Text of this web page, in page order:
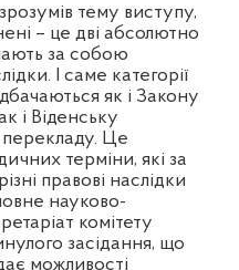
тему виступу,
– це дві абсолютно
мають за собою
І саме категорії
як і Закону
і Віденську
Це
терміни, які за
правові наслідки
науково-
комітету
засідання, що
можливості